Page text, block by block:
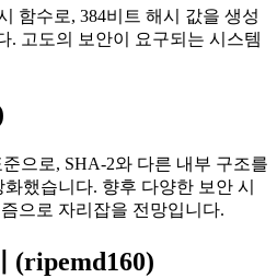
함수로, 384비트 해시 값을 생성
. 고도의 보안이 요구되는 시스템
으로, SHA-2와 다른 내부 구조를
했습니다. 향후 다양한 보안 시
으로 자리잡을 전망입니다.
(ripemd160)